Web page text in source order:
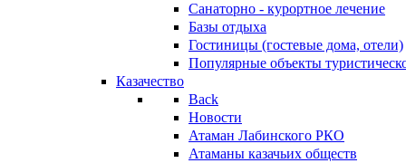
Санаторно - курортное лечение
Базы отдыха
Гостиницы (гостевые дома, отели)
Популярные объекты
Казачество
Back
Новости
Атаман Лабинского РКО
Атаманы казачьих обществ